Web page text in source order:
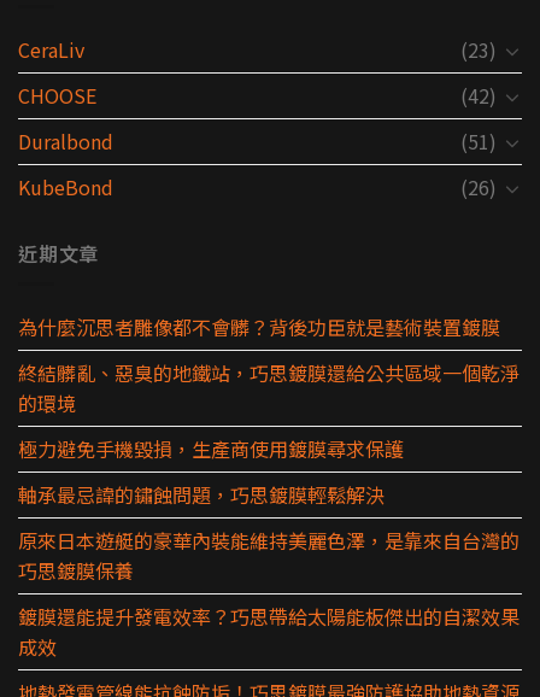
CeraLiv
(23)
CHOOSE
(42)
Duralbond
(51)
KubeBond
(26)
近期文章
為什麼沉思者雕像都不會髒？背後功臣就是藝術裝置鍍膜
終結髒亂、惡臭的地鐵站，巧思鍍膜還給公共區域一個乾淨
的環境
極力避免手機毀損，生產商使用鍍膜尋求保護
軸承最忌諱的鏽蝕問題，巧思鍍膜輕鬆解決
原來日本遊艇的豪華內裝能維持美麗色澤，是靠來自台灣的
巧思鍍膜保養
鍍膜還能提升發電效率？巧思帶給太陽能板傑出的自潔效果
成效